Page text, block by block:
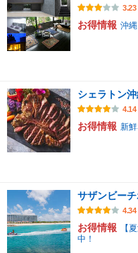
3.23
お得情報 沖
シェラトン
4.14
お得情報 新
サザンビー
4.34
お得情報
【
中！